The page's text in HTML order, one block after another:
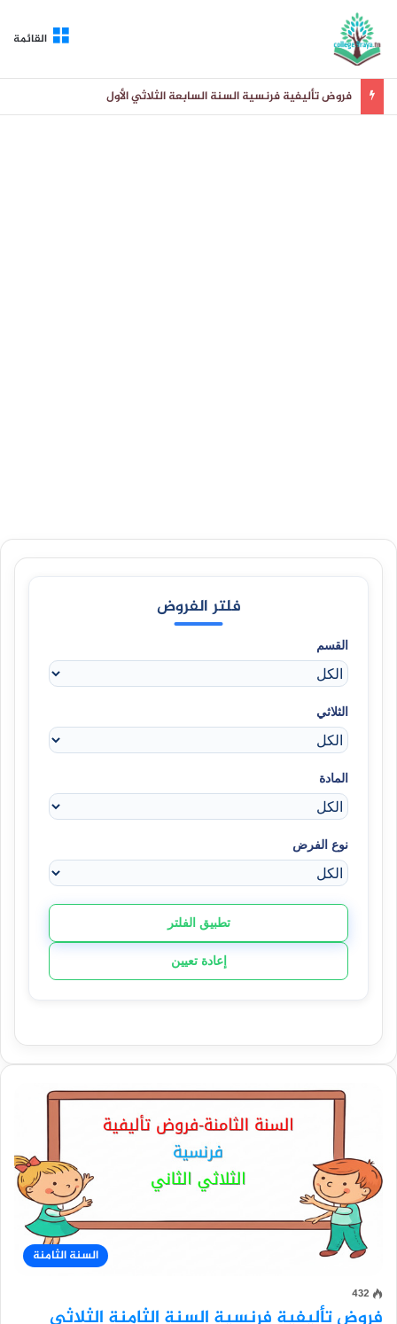
القائمة
فروض تأليفية فرنسية السنة السابعة الثلاثي الأول
فلتر الفروض
القسم
الثلاثي
المادة
نوع الفرض
تطبيق الفلتر
إعادة تعيين
السنة الثامنة
432